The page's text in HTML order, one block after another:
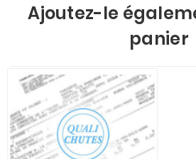
Ajoutez-le
panier